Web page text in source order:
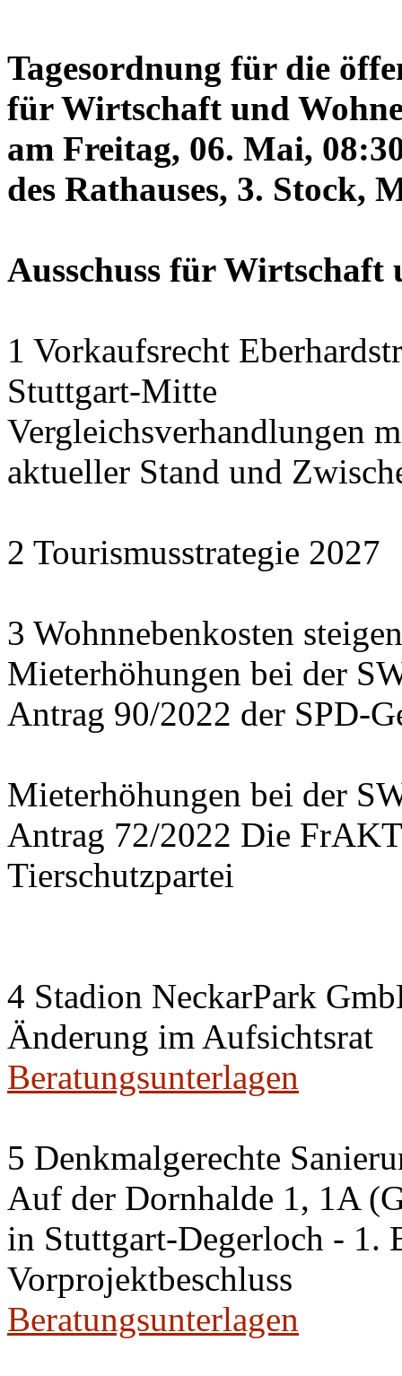
Tagesordnung für die
für Wirtschaft und
am Freitag, 06. Mai,
des Rathauses, 3. Stock,
Ausschuss für Wirtschaft
1 Vorkaufsrecht
Stuttgart-Mitte
Vergleichsverhandlungen
aktueller Stand und
2 Tourismusstrategie 2027
3 Wohnnebenkosten
Mieterhöhungen bei der
Antrag 90/2022 der SPD-
Mieterhöhungen bei der
Antrag 72/2022 Die
Tierschutzpartei
4 Stadion NeckarPark
Änderung im Aufsichtsrat
Beratungsunterlagen
5 Denkmalgerechte
Auf der Dornhalde 1, 1A
in Stuttgart-Degerloch - 1.
Vorprojektbeschluss
Beratungsunterlagen